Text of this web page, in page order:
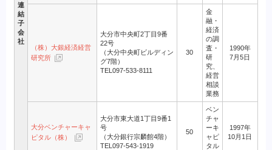
連
結
子
会
社
（株）大銀経済経営
研究所
大分市中央町2丁目9番
22号
（大分中央町ビルディン
グ7階）
TEL097-533-8111
30
金
融・
経済
の調
査・
研
究、
経営
相談
業務
1990年
7月5日
大分ベンチャーキャ
ピタル（株）
大分市東大道1丁目9番1
号
（大分銀行宗麟館4階）
TEL097-543-1919
50
ベン
チャ
ーキ
ャピ
タル
1997年
10月1日